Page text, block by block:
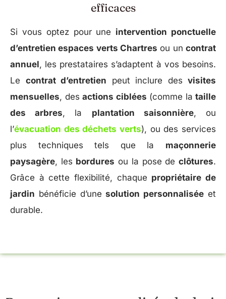
efficaces
Si vous optez pour une intervention ponctuelle
d’entretien espaces verts Chartres ou un contrat
annuel, les prestataires s’adaptent à vos besoins.
Le contrat d’entretien peut inclure des visites
mensuelles, des actions ciblées (comme la taille
des arbres, la plantation saisonnière, ou
l’évacuation des déchets verts), ou des services
plus techniques tels que la maçonnerie
paysagère, les bordures ou la pose declôtures.
Grâce à cette flexibilité, chaque propriétaire de
jardin bénéficie d’unesolution personnalisée et
durable.